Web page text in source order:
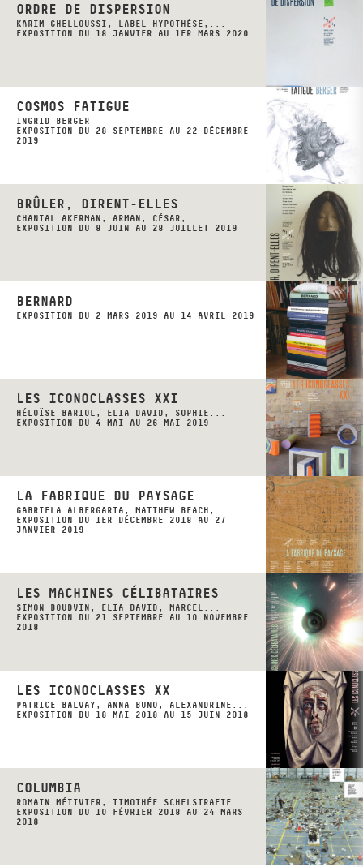
ORDRE DE DISPERSION
KARIM GHELLOUSSI, LABEL HYPOTHÈSE,...
EXPOSITION DU 18 JANVIER AU 1ER MARS 2020
COSMOS FATIGUE
INGRID BERGER
EXPOSITION DU 28 SEPTEMBRE AU 22 DÉCEMBRE
2019
BRÛLER, DIRENT-ELLES
CHANTAL AKERMAN, ARMAN, CÉSAR,...
EXPOSITION DU 8 JUIN AU 28 JUILLET 2019
BERNARD
EXPOSITION DU 2 MARS 2019 AU 14 AVRIL 2019
LES ICONOCLASSES XXI
HÉLOÏSE BARIOL, ELIA DAVID, SOPHIE...
EXPOSITION DU 4 MAI AU 26 MAI 2019
LA FABRIQUE DU PAYSAGE
GABRIELA ALBERGARIA, MATTHEW BEACH,...
EXPOSITION DU 1ER DÉCEMBRE 2018 AU 27
JANVIER 2019
LES MACHINES CÉLIBATAIRES
SIMON BOUDVIN, ELIA DAVID, MARCEL...
EXPOSITION DU 21 SEPTEMBRE AU 10 NOVEMBRE
2018
LES ICONOCLASSES XX
PATRICE BALVAY, ANNA BUNO, ALEXANDRINE...
EXPOSITION DU 18 MAI 2018 AU 15 JUIN 2018
COLUMBIA
ROMAIN MÉTIVIER, TIMOTHÉE SCHELSTRAETE
EXPOSITION DU 10 FÉVRIER 2018 AU 24 MARS
2018